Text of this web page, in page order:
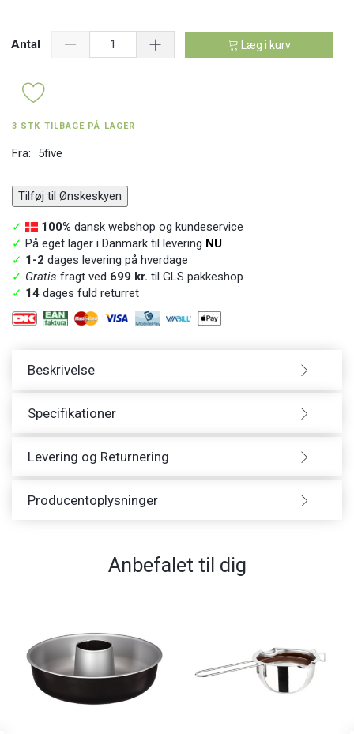
Antal Læg i kurv
3 STK TILBAGE PÅ LAGER
Fra: 5five
Tilføj til Ønskeskyen
✓ 100% dansk webshop og kundeservice
✓ På eget lager i Danmark til levering NU
✓ 1-2 dages levering på hverdage
✓ Gratis fragt ved 699 kr. til GLS pakkeshop
✓ 14 dages fuld returret
Beskrivelse
Specifikationer
Levering og Returnering
Producentoplysninger
Anbefalet til dig